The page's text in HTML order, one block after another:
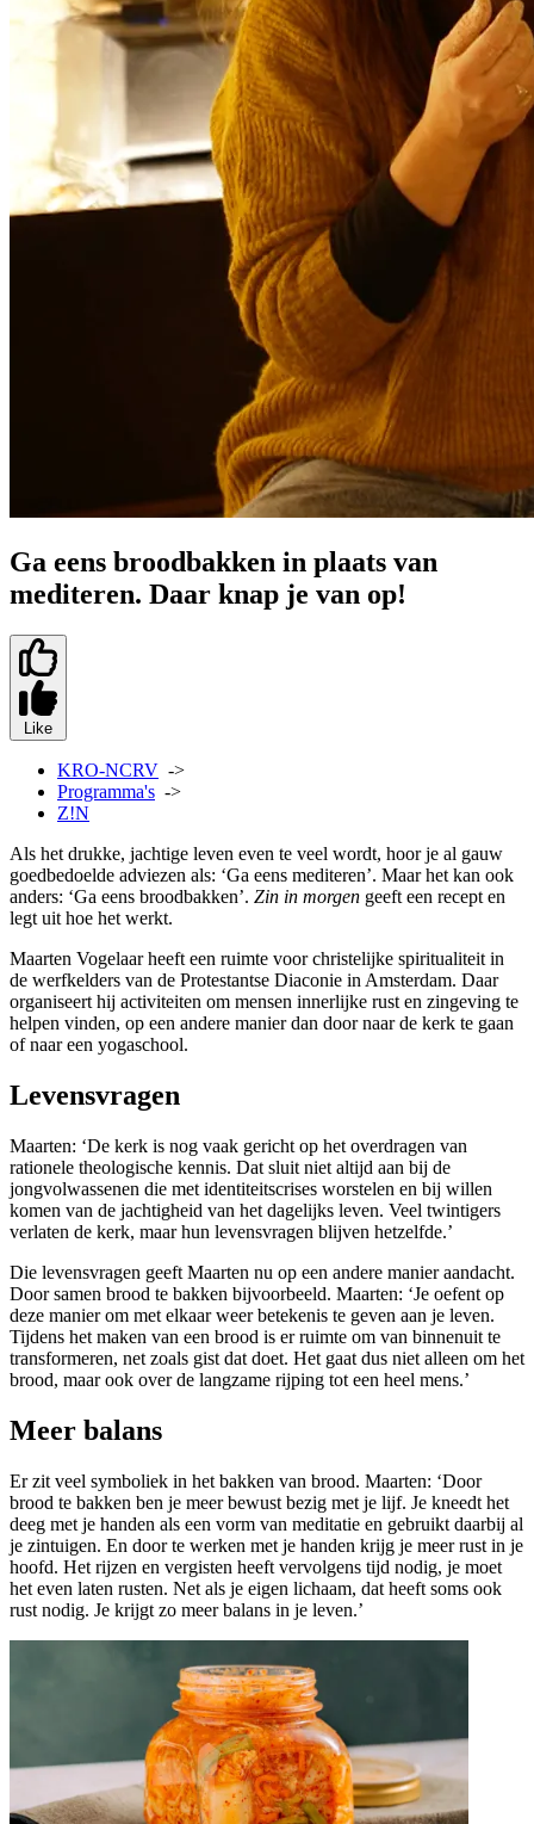
Ga eens broodbakken in plaats van
mediteren. Daar knap je van op!
Like
KRO-NCRV ->
Programma's ->
Z!N
Als het drukke, jachtige leven even te veel wordt, hoor je al gauw
goedbedoelde adviezen als: ‘Ga eens mediteren’. Maar het kan ook
anders: ‘Ga eens broodbakken’. Zin in morgen geeft een recept en
legt uit hoe het werkt.
Maarten Vogelaar heeft een ruimte voor christelijke spiritualiteit in
de werfkelders van de Protestantse Diaconie in Amsterdam. Daar
organiseert hij activiteiten om mensen innerlijke rust en zingeving te
helpen vinden, op een andere manier dan door naar de kerk te gaan
of naar een yogaschool.
Levensvragen
Maarten: ‘De kerk is nog vaak gericht op het overdragen van
rationele theologische kennis. Dat sluit niet altijd aan bij de
jongvolwassenen die met identiteitscrises worstelen en bij willen
komen van de jachtigheid van het dagelijks leven. Veel twintigers
verlaten de kerk, maar hun levensvragen blijven hetzelfde.’
Die levensvragen geeft Maarten nu op een andere manier aandacht.
Door samen brood te bakken bijvoorbeeld. Maarten: ‘Je oefent op
deze manier om met elkaar weer betekenis te geven aan je leven.
Tijdens het maken van een brood is er ruimte om van binnenuit te
transformeren, net zoals gist dat doet. Het gaat dus niet alleen om het
brood, maar ook over de langzame rijping tot een heel mens.’
Meer balans
Er zit veel symboliek in het bakken van brood. Maarten: ‘Door
brood te bakken ben je meer bewust bezig met je lijf. Je kneedt het
deeg met je handen als een vorm van meditatie en gebruikt daarbij al
je zintuigen. En door te werken met je handen krijg je meer rust in je
hoofd. Het rijzen en vergisten heeft vervolgens tijd nodig, je moet
het even laten rusten. Net als je eigen lichaam, dat heeft soms ook
rust nodig. Je krijgt zo meer balans in je leven.’